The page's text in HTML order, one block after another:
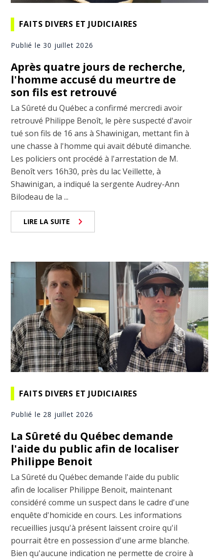
FAITS DIVERS ET JUDICIAIRES
Publié le 30 juillet 2026
Après quatre jours de recherche,
l'homme accusé du meurtre de
son fils est retrouvé
La Sûreté du Québec a confirmé mercredi avoir
retrouvé Philippe Benoît, le père suspecté d'avoir
tué son fils de 16 ans à Shawinigan, mettant fin à
une chasse à l'homme qui avait débuté dimanche.
Les policiers ont procédé à l'arrestation de M.
Benoît vers 16h30, près du lac Veillette, à
Shawinigan, a indiqué la sergente Audrey-Ann
Bilodeau de la ...
LIRE LA SUITE
FAITS DIVERS ET JUDICIAIRES
Publié le 28 juillet 2026
La Sûreté du Québec demande
l'aide du public afin de localiser
Philippe Benoit
La Sûreté du Québec demande l'aide du public
afin de localiser Philippe Benoit, maintenant
considéré comme un suspect dans le cadre d'une
enquête d'homicide en cours. Les informations
recueillies jusqu'à présent laissent croire qu'il
pourrait être en possession d'une arme blanche.
Bien qu'aucune indication ne permette de croire à